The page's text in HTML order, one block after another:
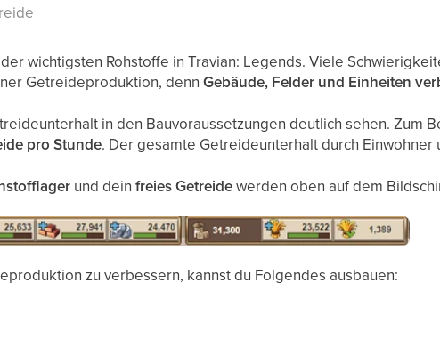
wichtigsten Rohstoffe in Travian: Legends. Viele
Getreideproduktion, dennGebäude, Felder und Einheiten
in den Bauvoraussetzungen deutlich sehen. Zum
pro Stunde. Der gesamte Getreideunterhalt durch Einwohner
und deinfreies Getreidewerden oben auf dem
zu verbessern, kannst du Folgendes ausbauen: